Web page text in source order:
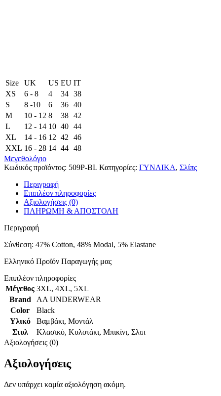
Size UK US EU ΙΤ
XS
6 - 8 4 34 38
S
8 -10 6 36 40
M
10 - 12 8 38 42
L
12 - 14 10 40 44
XL
14 - 16 12 42
46
XXL 16 - 28 14 44 48
Μεγεθολόγιο
Κωδικός προϊόντος: 509P-BL Κατηγορίες: ΓΥΝΑΙΚΑ, Σλίπς
Περιγραφή
Επιπλέον πληροφορίες
Αξιολογήσεις (0)
ΠΛΗΡΩΜΗ & ΑΠΟΣΤΟΛΗ
Περιγραφή
Σύνθεση: 47% Cotton, 48% Modal, 5% Elastane
Ελληνικό Προϊόν Παραγωγής μας
Επιπλέον πληροφορίες
Μέγεθος 3XL, 4XL, 5XL
Brand
AA UNDERWEAR
Color
Black
Υλικό
Βαμβάκι, Μοντάλ
Στυλ
Κλασικό, Κυλοτάκι, Μπικίνι, Σλιπ
Αξιολογήσεις (0)
Αξιολογήσεις
Δεν υπάρχει καμία αξιολόγηση ακόμη.